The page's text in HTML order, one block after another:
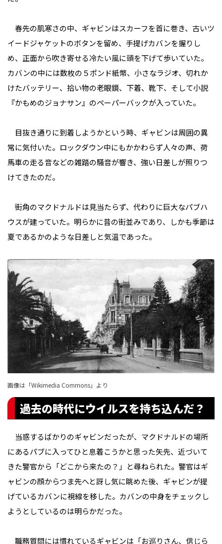
春先の肌寒さの中、ギャビンはスカーフを首に巻き、古いツ
イードジャケットのボタンを留め、手提げカバンを握りし
め、正面から吹き寄せる冷たい風に頭を下げて歩いていた。
カバンの中には数枚の５ポンド紙幣、小さなラジオ、切れか
けたバッテリー、拾い物の老眼鏡、下着、靴下、そして小説
『かもめのジョナサン』のペーパーバックが入っていた。
目抜き通りに到着しようかという時、ギャビンは周囲の異
常に気付いた。ロックダウン中にもかかわらず人々の声、荷
馬車の走る音などの雑踏の騒音が響き、強い日差しが照りつ
けてきたのだ。
街角のマクドナルドは見当たらず、代わりに巨大なパブハ
ウスが建っていた。明らかに昔の街並みであり、しかも季節は
夏であるかのような日差しと気温であった。
画像は「Wikimedia Commons」より
過去の時代にウイルスを持ち込んだ？
当惑するばかりのギャビンだったが、マクドナルドの場所
にあるパブに入ってひと息着こうかと思った矢先、近づいて
きた警官から「どこから来たの？」と尋ねられた。警官はギ
ャビンの顔からつま先へと訝し気に眺めた後、ギャビンが提
げているカバンに視線を移した。カバンの中身をチェックし
ようとしているのは明らかだった。
職務質問には慣れているギャビンは「お巡りさん、信じら